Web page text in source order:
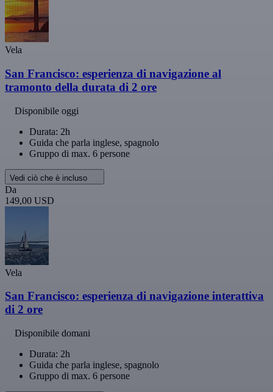
Vela
San Francisco: esperienza di navigazione al
tramonto della durata di 2 ore
Disponibile oggi
Durata: 2h
Guida che parla inglese, spagnolo
Gruppo di max. 6 persone
Vedi ciò che è incluso
Da
149,00 USD
Vela
San Francisco: esperienza di navigazione interattiva
di 2 ore
Disponibile domani
Durata: 2h
Guida che parla inglese, spagnolo
Gruppo di max. 6 persone